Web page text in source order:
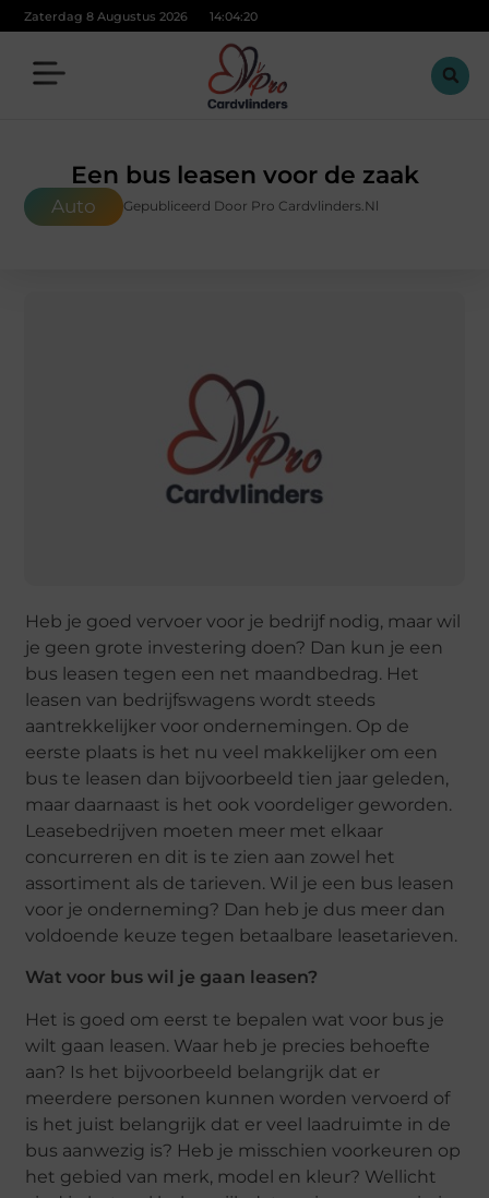
Zaterdag 8 Augustus 2026 14:04:21
Een bus leasen voor de zaak
Auto Gepubliceerd Door Pro Cardvlinders.nl
Heb je goed vervoer voor je bedrijf nodig, maar wil
je geen grote investering doen? Dan kun je een
bus leasen tegen een net maandbedrag. Het
leasen van bedrijfswagens wordt steeds
aantrekkelijker voor ondernemingen. Op de
eerste plaats is het nu veel makkelijker om een
bus te leasen dan bijvoorbeeld tien jaar geleden,
maar daarnaast is het ook voordeliger geworden.
Leasebedrijven moeten meer met elkaar
concurreren en dit is te zien aan zowel het
assortiment als de tarieven. Wil je een bus leasen
voor je onderneming? Dan heb je dus meer dan
voldoende keuze tegen betaalbare leasetarieven.
Wat voor bus wil je gaan leasen?
Het is goed om eerst te bepalen wat voor bus je
wilt gaan leasen. Waar heb je precies behoefte
aan? Is het bijvoorbeeld belangrijk dat er
meerdere personen kunnen worden vervoerd of
is het juist belangrijk dat er veel laadruimte in de
bus aanwezig is? Heb je misschien voorkeuren op
het gebied van merk, model en kleur? Wellicht